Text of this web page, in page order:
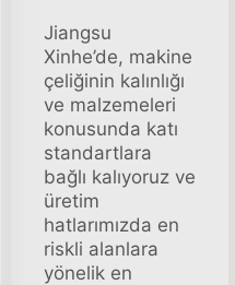
Jiangsu
Xinhe’de, makine
çeliğinin kalınlığı
ve malzemeleri
konusunda katı
standartlara
bağlı kalıyoruz ve
üretim
hatlarımızda en
riskli alanlara
yönelik en